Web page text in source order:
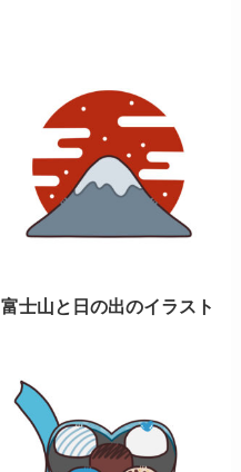
富士山と日の出のイラスト